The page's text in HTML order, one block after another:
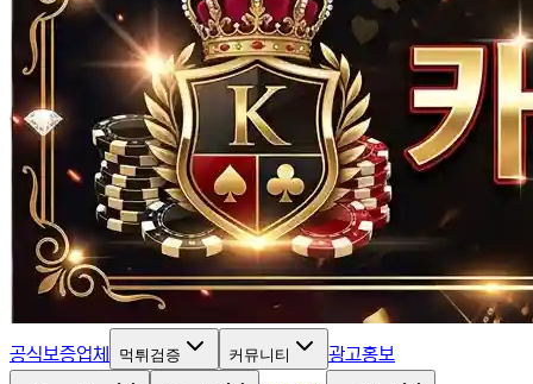
공식보증업체 먹튀검증 커뮤니티 광고홍보